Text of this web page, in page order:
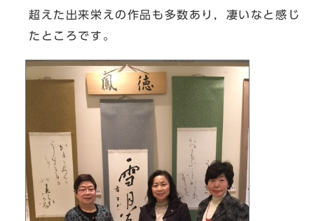
超えた出来栄えの作品も多数あり，凄いなと感じ
たところです。